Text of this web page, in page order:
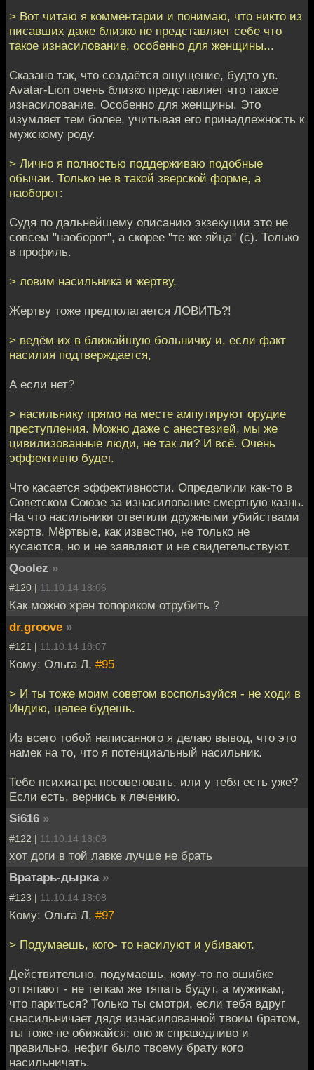
> Вот читаю я комментарии и понимаю, что никто из
писавших даже близко не представляет себе что
такое изнасилование, особенно для женщины...
Сказано так, что создаётся ощущение, будто ув.
Avatar-Lion очень близко представляет что такое
изнасилование. Особенно для женщины. Это
изумляет тем более, учитывая его принадлежность к
мужскому роду.
> Лично я полностью поддерживаю подобные
обычаи. Только не в такой зверской форме, а
наоборот:
Судя по дальнейшему описанию экзекуции это не
совсем "наоборот", а скорее "те же яйца" (с). Только
в профиль.
> ловим насильника и жертву,
Жертву тоже предполагается ЛОВИТЬ?!
> ведём их в ближайшую больничку и, если факт
насилия подтверждается,
А если нет?
> насильнику прямо на месте ампутируют орудие
преступления. Можно даже с анестезией, мы же
цивилизованные люди, не так ли? И всё. Очень
эффективно будет.
Что касается эффективности. Определили как-то в
Советском Союзе за изнасилование смертную казнь.
На что насильники ответили дружными убийствами
жертв. Мёртвые, как известно, не только не
кусаются, но и не заявляют и не свидетельствуют.
Qoolez »
#120 | 11.10.14 18:06
Как можно хрен топориком отрубить ?
dr.groove »
#121 | 11.10.14 18:07
Кому: Ольга Л, #95
> И ты тоже моим советом воспользуйся - не ходи в
Индию, целее будешь.
Из всего тобой написанного я делаю вывод, что это
намек на то, что я потенциальный насильник.
Тебе психиатра посоветовать, или у тебя есть уже?
Если есть, вернись к лечению.
Si616 »
#122 | 11.10.14 18:08
хот доги в той лавке лучше не брать
Вратарь-дырка »
#123 | 11.10.14 18:08
Кому: Ольга Л, #97
> Подумаешь, кого- то насилуют и убивают.
Действительно, подумаешь, кому-то по ошибке
оттяпают - не теткам же тяпать будут, а мужикам,
что париться? Только ты смотри, если тебя вдруг
снасильничает дядя изнасилованной твоим братом,
ты тоже не обижайся: оно ж справедливо и
правильно, нефиг было твоему брату кого
насильничать.